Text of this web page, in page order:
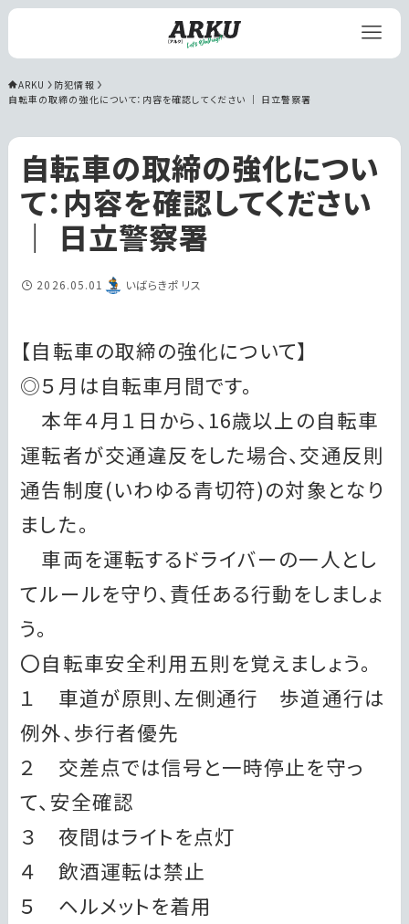
ARKU
防犯情報
自転車の取締の強化について：内容を確認してください ｜ 日立警察署
自転車の取締の強化につい
て：内容を確認してください
｜ 日立警察署
2026.05.01 いばらきポリス
【自転車の取締の強化について】
◎５月は自転車月間です。
本年４月１日から、16歳以上の自転車
運転者が交通違反をした場合、交通反則
通告制度(いわゆる青切符)の対象となり
ました。
車両を運転するドライバーの一人とし
てルールを守り、責任ある行動をしましょ
う。
〇自転車安全利用五則を覚えましょう。
１ 車道が原則、左側通行 歩道通行は
例外、歩行者優先
２ 交差点では信号と一時停止を守っ
て、安全確認
３ 夜間はライトを点灯
４ 飲酒運転は禁止
５ ヘルメットを着用